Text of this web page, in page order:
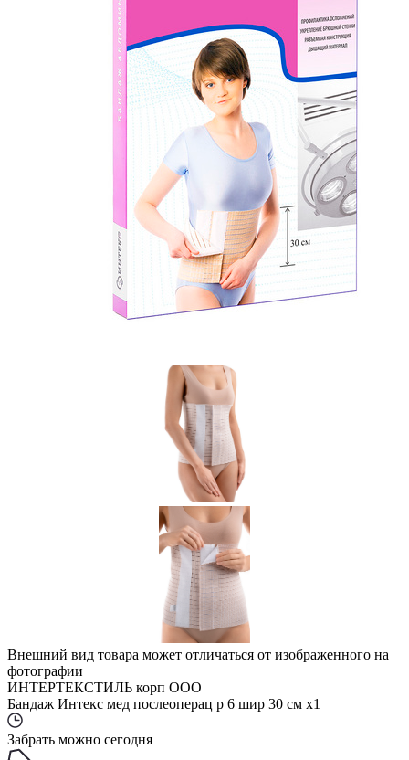
Внешний вид товара может отличаться от изображенного на
фотографии
ИНТЕРТЕКСТИЛЬ корп ООО
Бандаж Интекс мед послеоперац р 6 шир 30 см x1
Забрать можно сегодня